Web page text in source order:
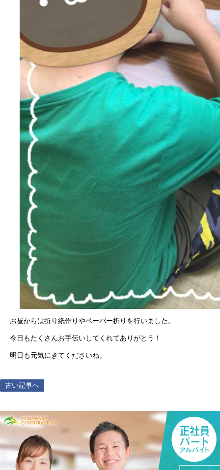
お昼からは折り紙作りやペーパー折りを行いました。
今日もたくさんお手伝いしてくれてありがとう！
明日も元気にきてくださいね。
古い記事へ